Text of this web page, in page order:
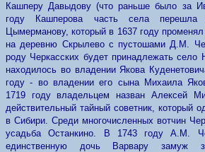
Кашперу Давыдову (что раньше было за
году Кашперова часть села
Цымерманову, который в 1637 году
на деревню Скрылево с пустошами Д.М.
роду Черкасских будет принадлежать село
находилось во владении Якова
году - во владении его сына Михаила
1719 годувладельцем назван Алексей
действительный тайный советник, который
в Сибири. Среди многочисленных вотчин
усадьба Останкино. В 1743 году А.М.
единственную дочь Варвару замуж